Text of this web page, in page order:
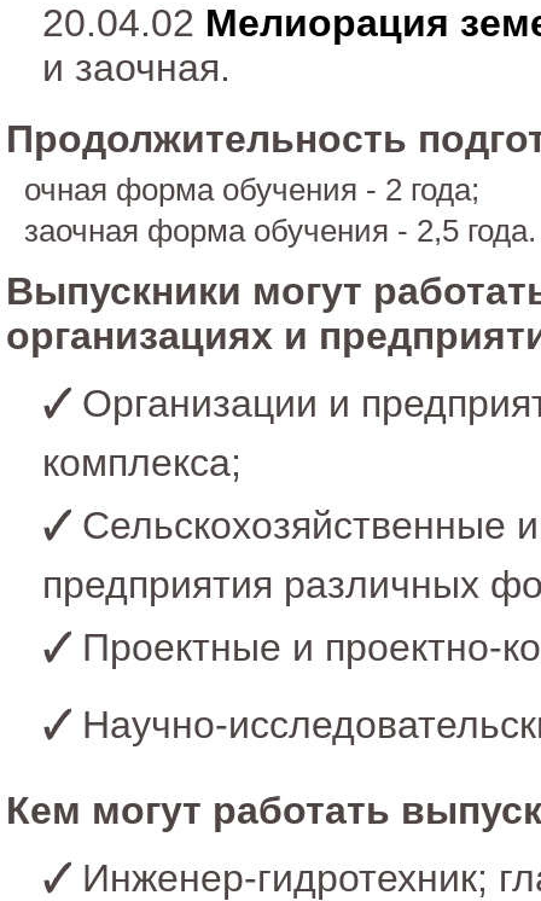
20.04.02 Мелиорация
и заочная.
Продолжительность
очная форма обучения - 2 года;
заочная форма обучения - 2,5 года.
Выпускники могут
организациях и
Организации и
комплекса;
предприятия различных
Проектные и проектно-
Научно-
Кем могут работать
Инженер-гидротехник;